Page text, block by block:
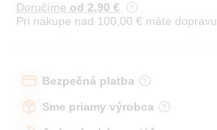
Doručíme od 2,90 €
Pri nákupe nad 100,00 € máte dopravu
Bezpečná platba
Sme priamy výrobca